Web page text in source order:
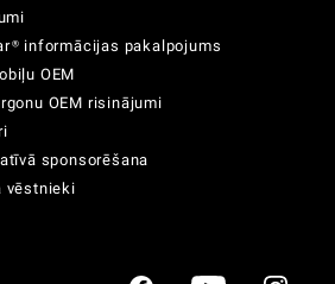
informācijas pakalpojums
OEM
OEM risinājumi
sponsorēšana
vēstnieki